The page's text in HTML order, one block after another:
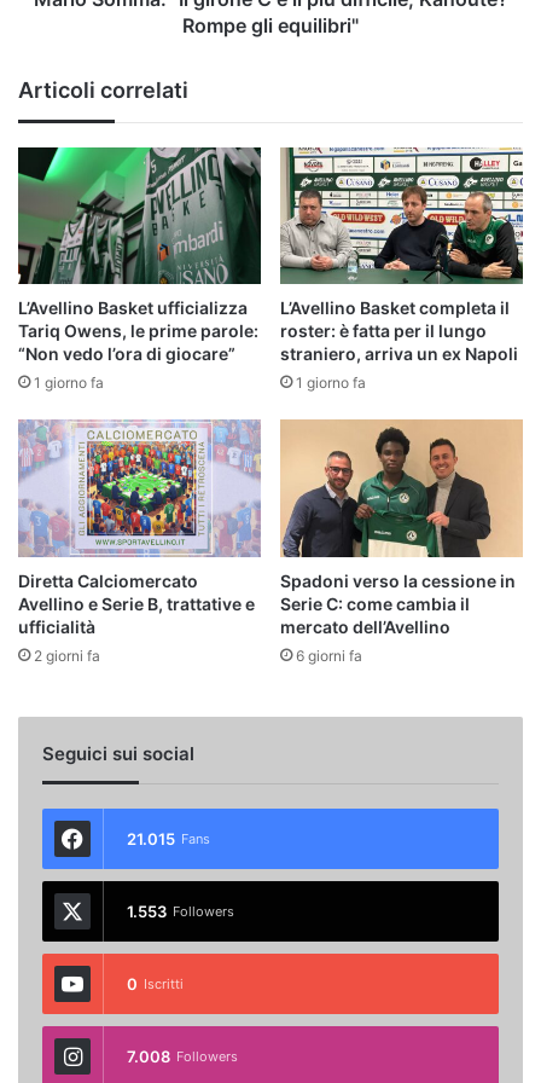
Rompe gli equilibri"
Articoli correlati
L’Avellino Basket ufficializza
Tariq Owens, le prime parole:
“Non vedo l’ora di giocare”
1 giorno fa
L’Avellino Basket completa il
roster: è fatta per il lungo
straniero, arriva un ex Napoli
1 giorno fa
Diretta Calciomercato
Avellino e Serie B, trattative e
ufficialità
2 giorni fa
Spadoni verso la cessione in
Serie C: come cambia il
mercato dell’Avellino
6 giorni fa
Seguici sui social
21.015 Fans
1.553 Followers
0 Iscritti
7.008 Followers